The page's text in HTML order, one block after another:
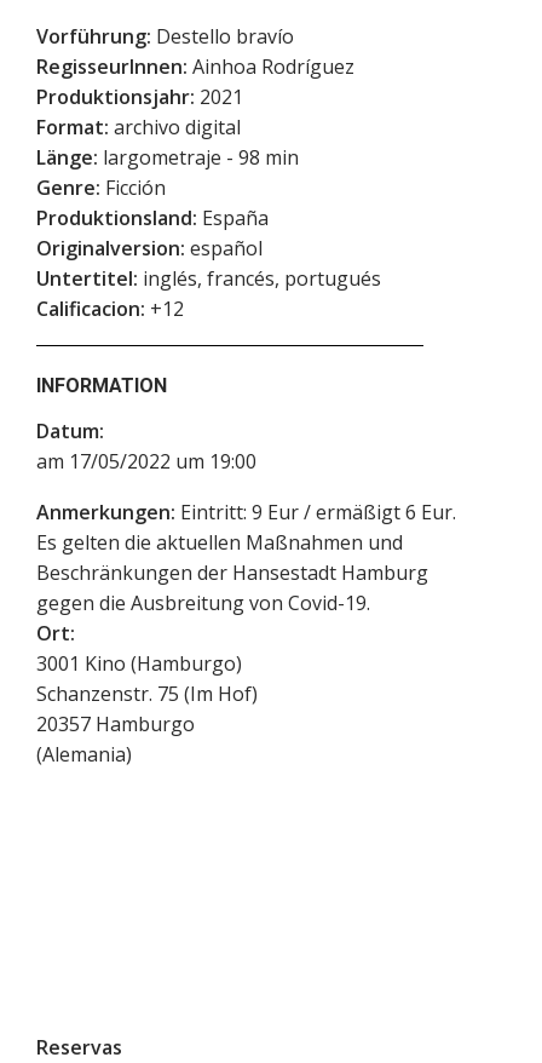
Vorführung: Destello bravío
RegisseurInnen: Ainhoa Rodríguez
Produktionsjahr: 2021
Format: archivo digital
Länge: largometraje - 98 min
Genre: Ficción
Produktionsland: España
Originalversion: español
Untertitel: inglés, francés, portugués
Calificacion: +12
INFORMATION
Datum:
am 17/05/2022 um 19:00
Anmerkungen: Eintritt: 9 Eur / ermäßigt 6 Eur.
Es gelten die aktuellen Maßnahmen und
Beschränkungen der Hansestadt Hamburg
gegen die Ausbreitung von Covid-19.
Ort:
3001 Kino (Hamburgo)
Schanzenstr. 75 (Im Hof)
20357 Hamburgo
(Alemania)
Reservas